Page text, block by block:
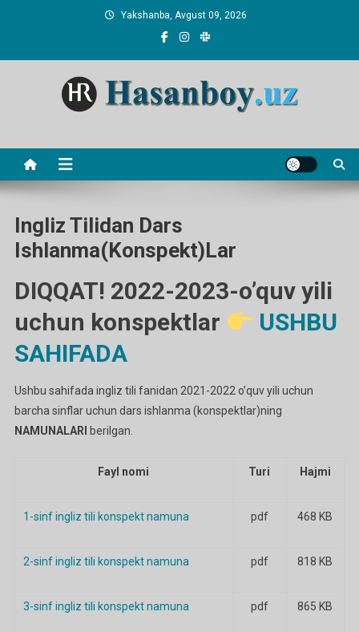
Yakshanba, Avgust 09, 2026
Ingliz Tilidan Dars
Ishlanma(konspekt)lar
DIQQAT! 2022-2023-o’quv yili
uchun konspektlar
USHBU
SAHIFADA
Ushbu sahifada ingliz tili fanidan 2021-2022 o’quv yili uchun
barcha sinflar uchun dars ishlanma (konspektlar)ning
NAMUNALARI
berilgan.
Fayl nomi Turi Hajmi
1-sinf ingliz tili konspekt namuna pdf 468 KB
2-sinf ingliz tili konspekt namuna pdf 818 KB
3-sinf ingliz tili konspekt namuna pdf 865 KB